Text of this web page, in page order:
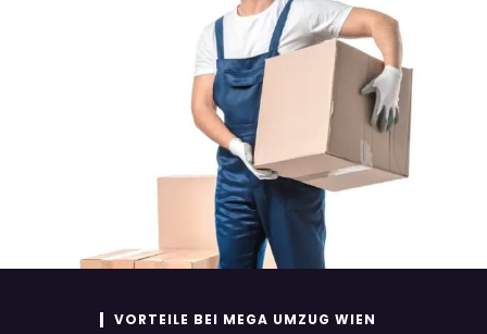
VORTEILE BEI MEGA UMZUG WIEN